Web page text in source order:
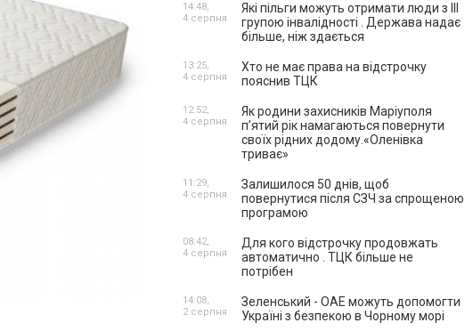
Які пільги можуть отримати люди з III
групою інвалідності . Держава надає
більше, ніж здається
14:48,
4 серпня
Хто не має права на відстрочку
пояснив ТЦК
13:25,
4 серпня
Як родини захисників Маріуполя
пʼятий рік намагаються повернути
своїх рідних додому.«Оленівка
триває»
12:52,
4 серпня
Залишилося 50 днів, щоб
повернутися після СЗЧ за спрощеною
програмою
11:29,
4 серпня
Для кого відстрочку продовжать
автоматично . ТЦК більше не
потрібен
08:42,
4 серпня
Зеленський - ОАЕ можуть допомогти
Україні з безпекою в Чорному морі
14:08,
2 серпня